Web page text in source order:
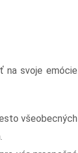
na svoje emócie
všeobecných